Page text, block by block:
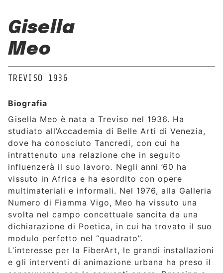
Gisella
Meo
TREVISO 1936
Biografia
Gisella Meo è nata a Treviso nel 1936. Ha
studiato all’Accademia di Belle Arti di Venezia,
dove ha conosciuto Tancredi, con cui ha
intrattenuto una relazione che in seguito
influenzerà il suo lavoro. Negli anni ’60 ha
vissuto in Africa e ha esordito con opere
multimateriali e informali. Nel 1976, alla Galleria
Numero di Fiamma Vigo, Meo ha vissuto una
svolta nel campo concettuale sancita da una
dichiarazione di Poetica, in cui ha trovato il suo
modulo perfetto nel “quadrato”.
L’interesse per la FiberArt, le grandi installazioni
e gli interventi di animazione urbana ha preso il